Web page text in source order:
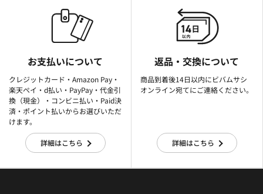
お支払いについて
クレジットカード・Amazon Pay・
楽天ぺイ・d払い・PayPay・代金引
換（現金）・コンビニ払い・Paid決
済・ポイント払いからお選びいただ
けます。
詳細はこちら
返品・交換について
商品到着後14日以内にビバムサシ
オンライン宛てにご連絡ください。
詳細はこちら